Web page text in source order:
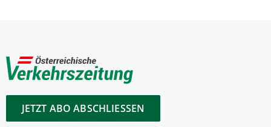
JETZT ABO ABSCHLIESSEN